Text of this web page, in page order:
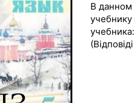
В данном
учебнику